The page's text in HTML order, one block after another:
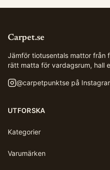
Carpet.se
Jämför tiotusentals mattor från
rätt matta för vardagsrum, hall
@carpetpunktse på
UTFORSKA
Kategorier
Varumärken